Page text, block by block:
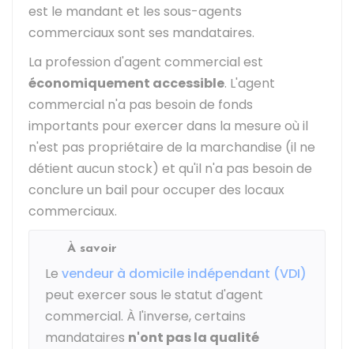
est le mandant et les sous-agents
commerciaux sont ses mandataires.
La profession d'agent commercial est
économiquement accessible. L'agent
commercial n'a pas besoin de fonds
importants pour exercer dans la mesure où il
n'est pas propriétaire de la marchandise (il ne
détient aucun stock) et qu'il n'a pas besoin de
conclure un bail pour occuper des locaux
commerciaux.
À savoir
Le vendeur à domicile indépendant (VDI)
peut exercer sous le statut d'agent
commercial. À l'inverse, certains
mandataires n'ont pas la qualité